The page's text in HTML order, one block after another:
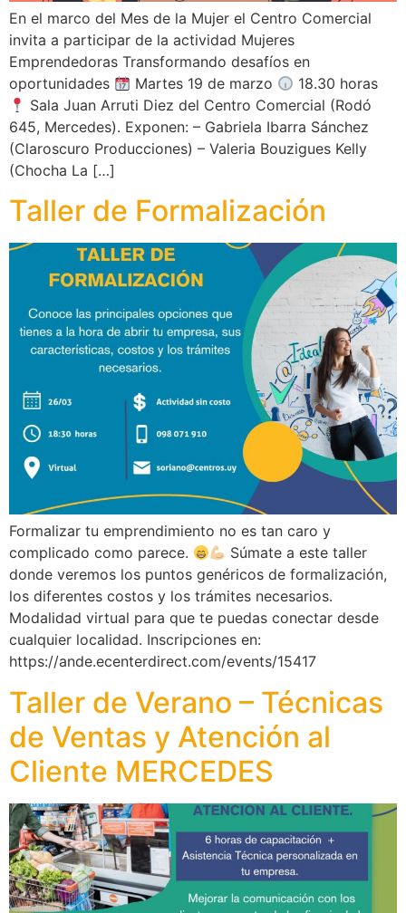
En el marco del Mes de la Mujer el Centro Comercial
invita a participar de la actividad Mujeres
Emprendedoras Transformando desafíos en
oportunidades
Martes 19 de marzo
18.30 horas
Sala Juan Arruti Diez del Centro Comercial (Rodó
645, Mercedes). Exponen: – Gabriela Ibarra Sánchez
(Claroscuro Producciones) – Valeria Bouzigues Kelly
(Chocha La […]
Taller de Formalización
Formalizar tu emprendimiento no es tan caro y
complicado como parece.
Súmate a este taller
donde veremos los puntos genéricos de formalización,
los diferentes costos y los trámites necesarios.
Modalidad virtual para que te puedas conectar desde
cualquier localidad. Inscripciones en:
https://ande.ecenterdirect.com/events/15417
Taller de Verano – Técnicas
de Ventas y Atención al
Cliente MERCEDES